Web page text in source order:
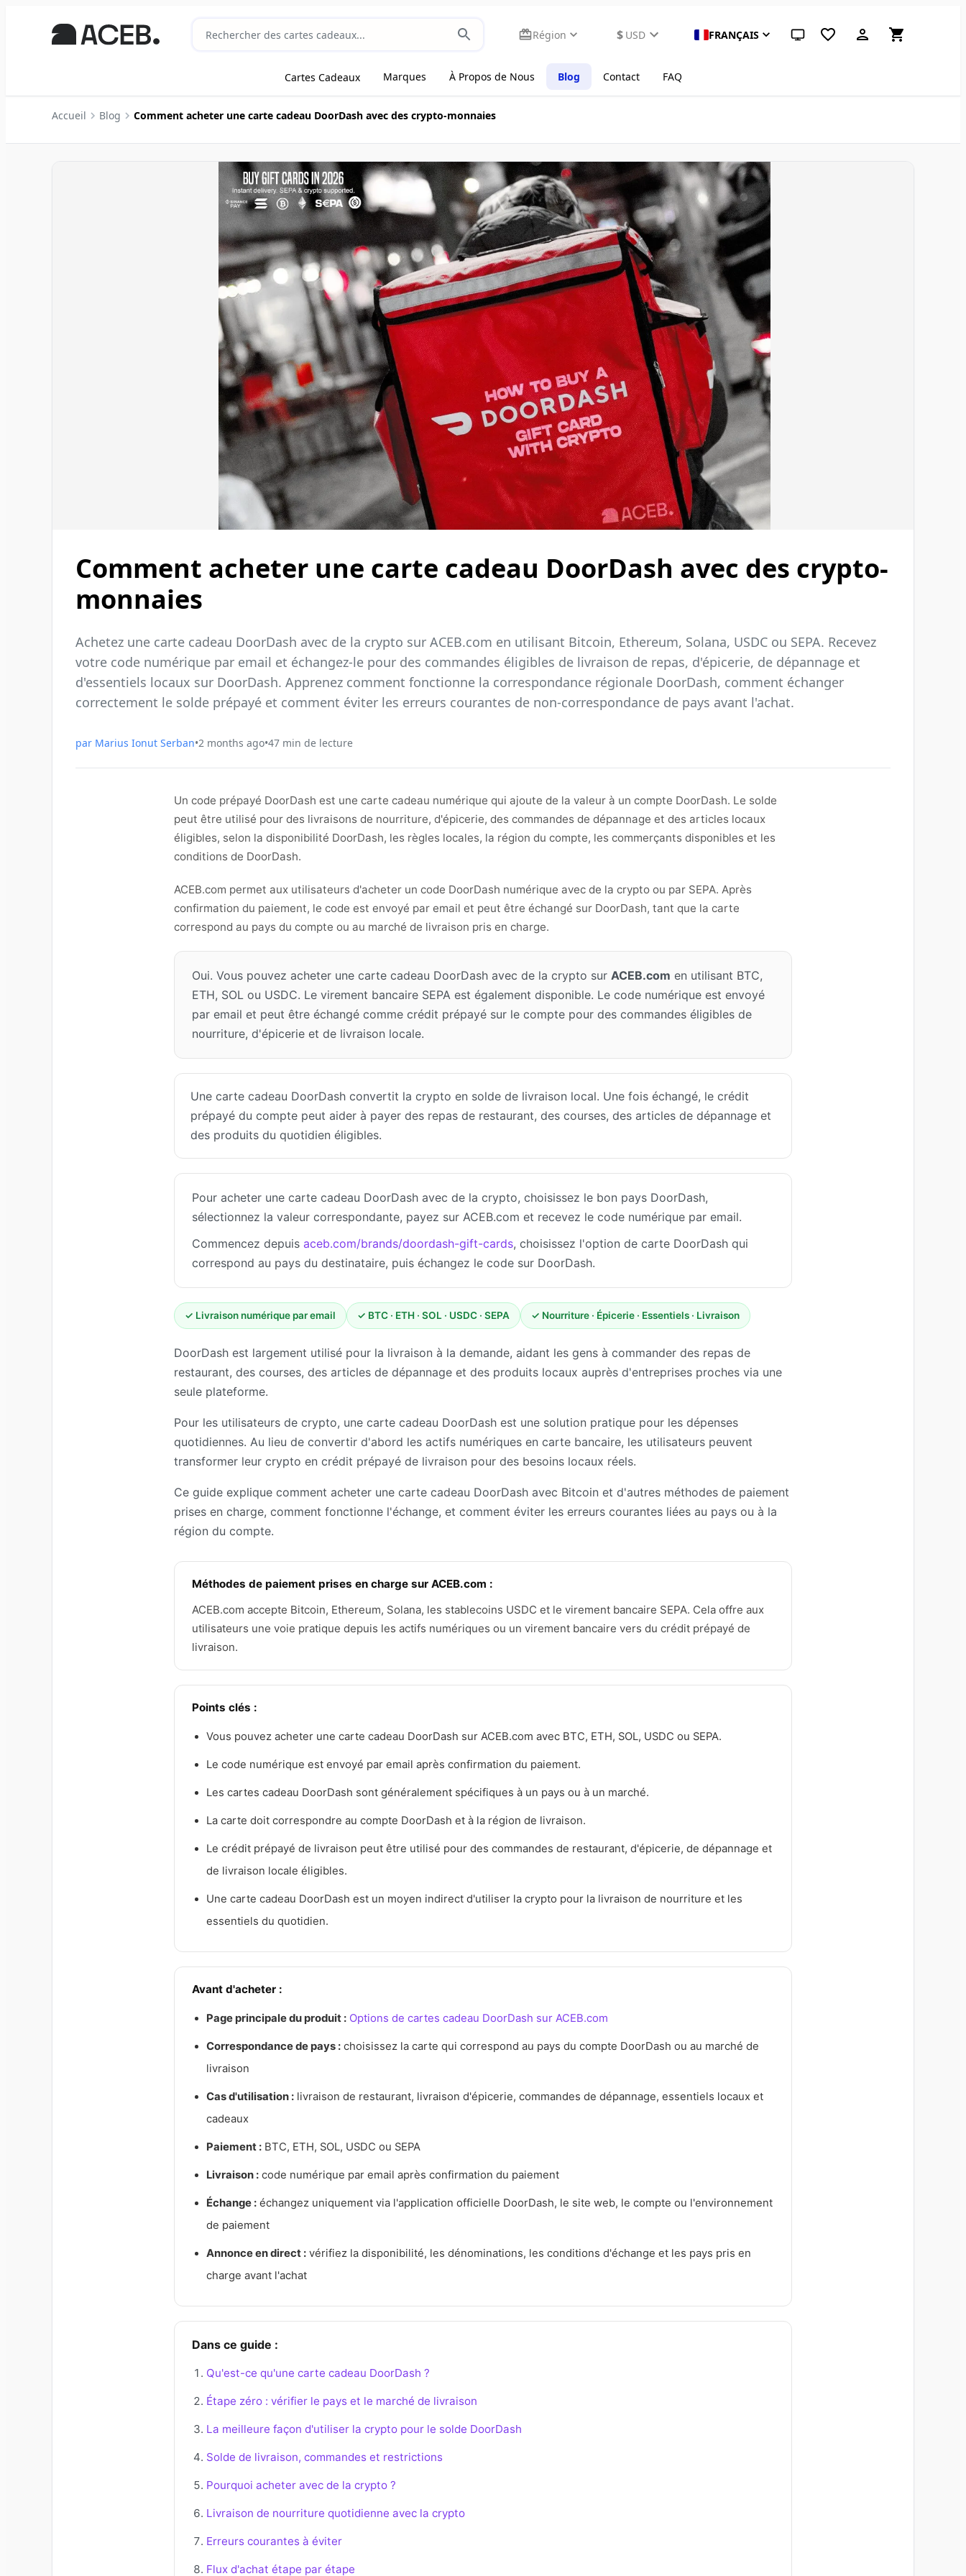
Région $ USD FRANÇAIS Thème système (cliquez pour clair)
Cartes Cadeaux Marques À Propos de Nous Blog Contact FAQ
Accueil Blog Comment acheter une carte cadeau DoorDash avec des crypto-monnaies
Comment acheter une carte cadeau DoorDash avec des crypto-
monnaies
Achetez une carte cadeau DoorDash avec de la crypto sur ACEB.com en utilisant Bitcoin, Ethereum, Solana, USDC ou SEPA. Recevez
votre code numérique par email et échangez-le pour des commandes éligibles de livraison de repas, d'épicerie, de dépannage et
d'essentiels locaux sur DoorDash. Apprenez comment fonctionne la correspondance régionale DoorDash, comment échanger
correctement le solde prépayé et comment éviter les erreurs courantes de non-correspondance de pays avant l'achat.
par Marius Ionut Serban•2 months ago•47 min de lecture
Un code prépayé DoorDash est une carte cadeau numérique qui ajoute de la valeur à un compte DoorDash. Le solde
peut être utilisé pour des livraisons de nourriture, d'épicerie, des commandes de dépannage et des articles locaux
éligibles, selon la disponibilité DoorDash, les règles locales, la région du compte, les commerçants disponibles et les
conditions de DoorDash.
ACEB.com permet aux utilisateurs d'acheter un code DoorDash numérique avec de la crypto ou par SEPA. Après
confirmation du paiement, le code est envoyé par email et peut être échangé sur DoorDash, tant que la carte
correspond au pays du compte ou au marché de livraison pris en charge.
Oui. Vous pouvez acheter une carte cadeau DoorDash avec de la crypto sur ACEB.com en utilisant BTC,
ETH, SOL ou USDC. Le virement bancaire SEPA est également disponible. Le code numérique est envoyé
par email et peut être échangé comme crédit prépayé sur le compte pour des commandes éligibles de
nourriture, d'épicerie et de livraison locale.
Une carte cadeau DoorDash convertit la crypto en solde de livraison local. Une fois échangé, le crédit
prépayé du compte peut aider à payer des repas de restaurant, des courses, des articles de dépannage et
des produits du quotidien éligibles.
Pour acheter une carte cadeau DoorDash avec de la crypto, choisissez le bon pays DoorDash,
sélectionnez la valeur correspondante, payez sur ACEB.com et recevez le code numérique par email.
Commencez depuis aceb.com/brands/doordash-gift-cards, choisissez l'option de carte DoorDash qui
correspond au pays du destinataire, puis échangez le code sur DoorDash.
✓ Livraison numérique par email ✓ BTC · ETH · SOL · USDC · SEPA ✓ Nourriture · Épicerie · Essentiels · Livraison
DoorDash est largement utilisé pour la livraison à la demande, aidant les gens à commander des repas de
restaurant, des courses, des articles de dépannage et des produits locaux auprès d'entreprises proches via une
seule plateforme.
Pour les utilisateurs de crypto, une carte cadeau DoorDash est une solution pratique pour les dépenses
quotidiennes. Au lieu de convertir d'abord les actifs numériques en carte bancaire, les utilisateurs peuvent
transformer leur crypto en crédit prépayé de livraison pour des besoins locaux réels.
Ce guide explique comment acheter une carte cadeau DoorDash avec Bitcoin et d'autres méthodes de paiement
prises en charge, comment fonctionne l'échange, et comment éviter les erreurs courantes liées au pays ou à la
région du compte.
Méthodes de paiement prises en charge sur ACEB.com :
ACEB.com accepte Bitcoin, Ethereum, Solana, les stablecoins USDC et le virement bancaire SEPA. Cela offre aux
utilisateurs une voie pratique depuis les actifs numériques ou un virement bancaire vers du crédit prépayé de
livraison.
Points clés :
Vous pouvez acheter une carte cadeau DoorDash sur ACEB.com avec BTC, ETH, SOL, USDC ou SEPA.
Le code numérique est envoyé par email après confirmation du paiement.
Les cartes cadeau DoorDash sont généralement spécifiques à un pays ou à un marché.
La carte doit correspondre au compte DoorDash et à la région de livraison.
Le crédit prépayé de livraison peut être utilisé pour des commandes de restaurant, d'épicerie, de dépannage et
de livraison locale éligibles.
Une carte cadeau DoorDash est un moyen indirect d'utiliser la crypto pour la livraison de nourriture et les
essentiels du quotidien.
Avant d'acheter :
Page principale du produit : Options de cartes cadeau DoorDash sur ACEB.com
Correspondance de pays : choisissez la carte qui correspond au pays du compte DoorDash ou au marché de
livraison
Cas d'utilisation : livraison de restaurant, livraison d'épicerie, commandes de dépannage, essentiels locaux et
cadeaux
Paiement : BTC, ETH, SOL, USDC ou SEPA
Livraison : code numérique par email après confirmation du paiement
Échange : échangez uniquement via l'application officielle DoorDash, le site web, le compte ou l'environnement
de paiement
Annonce en direct : vérifiez la disponibilité, les dénominations, les conditions d'échange et les pays pris en
charge avant l'achat
Dans ce guide :
Qu'est-ce qu'une carte cadeau DoorDash ?
Étape zéro : vérifier le pays et le marché de livraison
La meilleure façon d'utiliser la crypto pour le solde DoorDash
Solde de livraison, commandes et restrictions
Pourquoi acheter avec de la crypto ?
Livraison de nourriture quotidienne avec la crypto
Erreurs courantes à éviter
Flux d'achat étape par étape